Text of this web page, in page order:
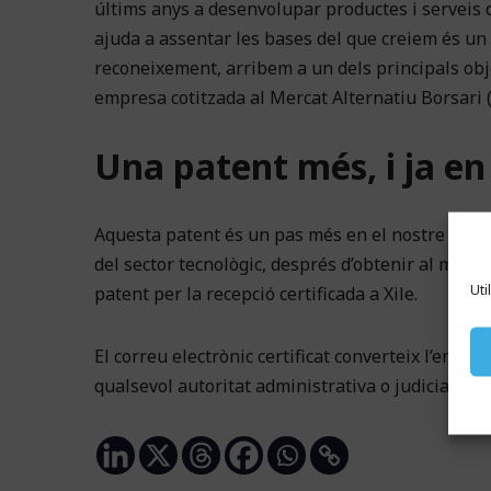
últims anys a desenvolupar productes i
ajuda a assentar les bases del que creiem és
reconeixement, arribem a un dels principals
empresa cotitzada al Mercat Alternatiu Borsari
Una patent més, i ja
Aquesta patent és un pas més en el nostre
del sector tecnològic, després d’obtenir al
patent per la recepció certificada a Xile.
El correu electrònic certificat converteix
qualsevol autoritat administrativa o judicial.